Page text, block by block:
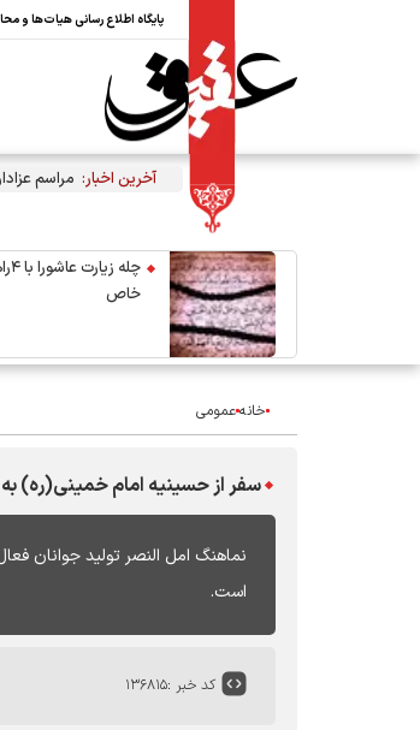
پایگاه اطلاع رسانی هیات‌ها و
آخرین اخبار: مراسم
چله
خاص
خانهعمومی
سفر از حسینیه امام خمینی(ره)
نماهنگ امل النصر تولید جوانان
است.
کد خبر :۱۳۶۸۱۵